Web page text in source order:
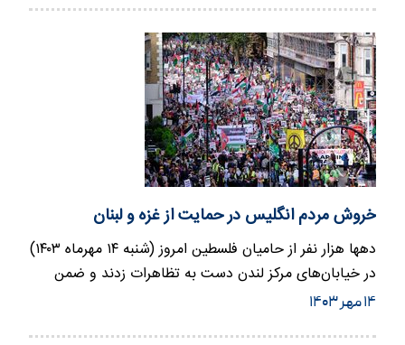
خروش مردم انگلیس در حمایت از غزه و لبنان
دهها هزار نفر از حامیان فلسطین امروز (شنبه ۱۴ مهرماه ۱۴۰۳)
در خیابان‌های مرکز لندن دست به تظاهرات زدند و ضمن
محکوم…
۱۴ مهر ۱۴۰۳